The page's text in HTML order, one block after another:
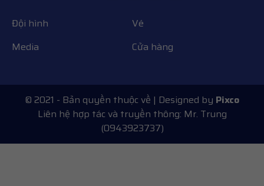
Đội hình
Vé
Media
Cửa hàng
© 2021 - Bản quyền thuộc về | Designed by Pixco
Liên hệ hợp tác và truyền thông: Mr. Trung
(0943923737)